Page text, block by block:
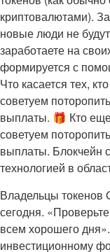
криптовалютами).
новые люди не
заработаете на
формируется с
Что касается тех,
советуем
выплаты. 🎁 Кто еще
советуем
выплаты. Блокчейн
технологией в
Владельцы токенов
сегодня.
всем хорошего
инвестиционному